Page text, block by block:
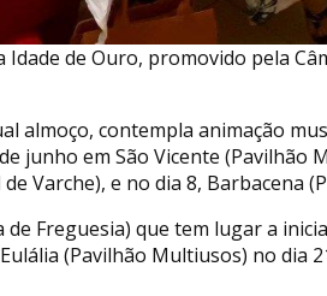
de Ouro, promovido pela
almoço, contempla animação
junho em São Vicente (Pavilhão
Varche), e no dia 8, Barbacena
de Freguesia) que tem lugar a
(Pavilhão Multiusos) no dia